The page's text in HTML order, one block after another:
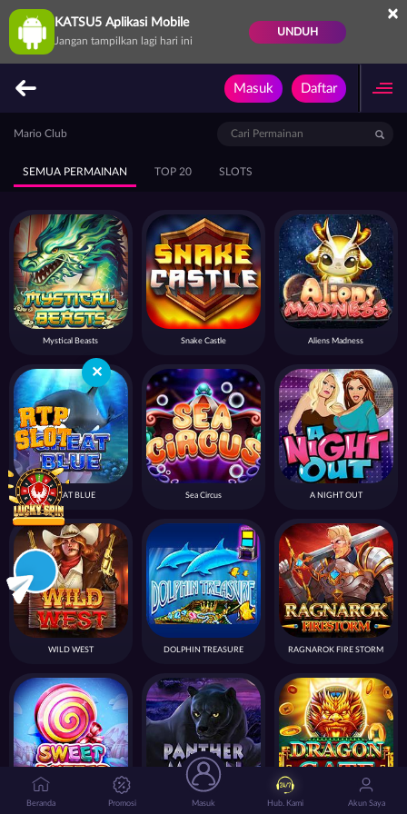
KATSU5 Aplikasi Mobile
Jangan tampilkan lagi hari ini
UNDUH
×
Masuk Daftar
Mario Club
SEMUA PERMAINAN TOP 20 SLOTS
Sea Circus
DRAGON GATE
PANTHER MOON
A NIGHT OUT
Aliens Madness
Sweet Buffet
GREAT BLUE
DOLPHIN TREASURE
WILD WEST RAGNAROK FIRE STORM
Mystical Beasts Snake Castle
Beranda Promosi Masuk Hub. Kami Akun Saya
✕